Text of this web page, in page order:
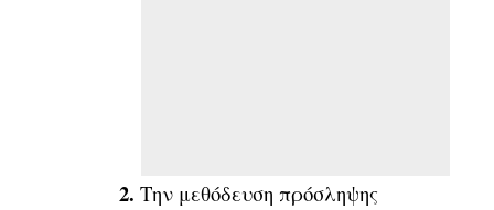
2. Την μεθόδευση πρόσληψης